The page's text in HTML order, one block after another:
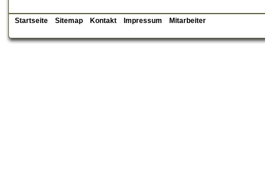
Startseite Sitemap Kontakt Impressum Mitarbeiter